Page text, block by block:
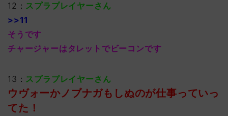
12： スプラプレイヤーさん
>>11
そうです
チャージャーはタレットでビーコンです
13： スプラプレイヤーさん
ウヴォーかノブナガもしぬのが仕事っていっ
てた！